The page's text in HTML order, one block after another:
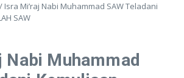
/ Isra Mi’raj Nabi Muhammad SAW Teladani
SAW
Nabi Muhammad